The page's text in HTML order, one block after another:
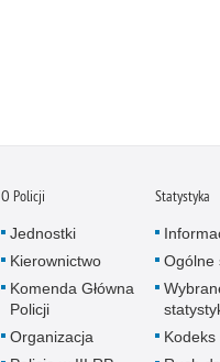
O Policji
Jednostki
Kierownictwo
Komenda Główna
Policji
Organizacja
Statystyka
Ogólne
Kodeks